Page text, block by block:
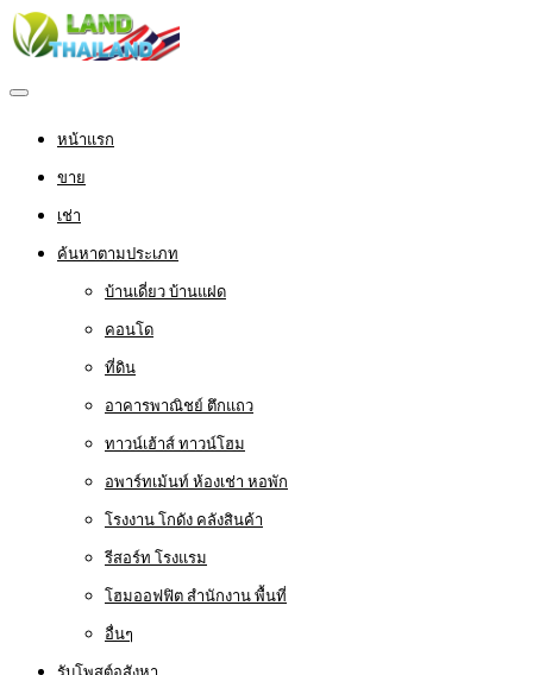
หน้าแรก
ขาย
เช่า
ค้นหาตามประเภท
บ้านเดี่ยว บ้านแฝด
คอนโด
ที่ดิน
อาคารพาณิชย์ ตึกแถว
ทาวน์เฮ้าส์ ทาวน์โฮม
อพาร์ทเม้นท์ ห้องเช่า หอพัก
โรงงาน โกดัง คลังสินค้า
รีสอร์ท โรงแรม
โฮมออฟฟิต สำนักงาน พื้นที่
อื่นๆ